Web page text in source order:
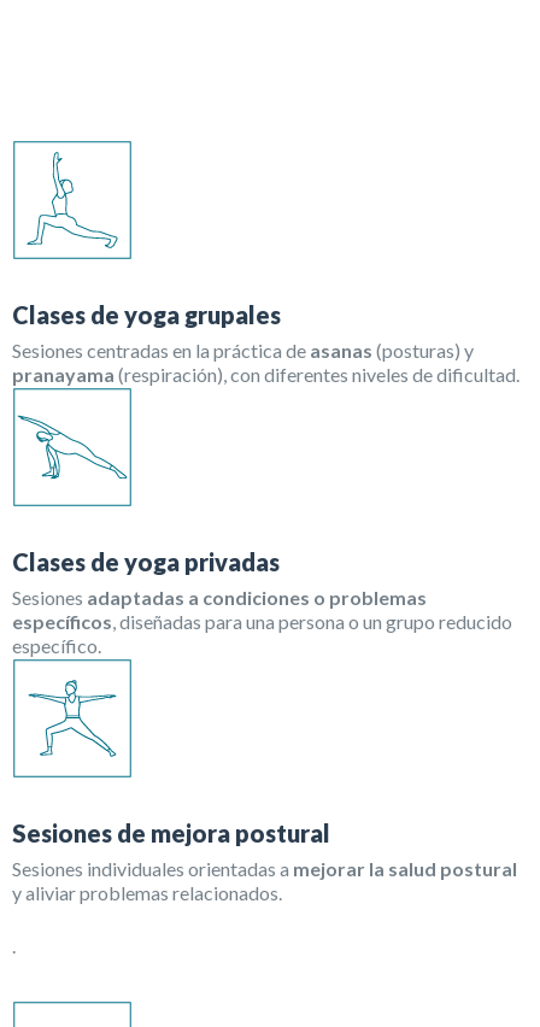
Clases de yoga grupales
Sesiones centradas en la práctica de asanas (posturas) y
pranayama (respiración), con diferentes niveles de dificultad.
Clases de yoga privadas
Sesiones adaptadas a condiciones o problemas
específicos, diseñadas para una persona o un grupo reducido
específico.
Sesiones de mejora postural
Sesiones individuales orientadas a mejorar la salud postural
y aliviar problemas relacionados.
.